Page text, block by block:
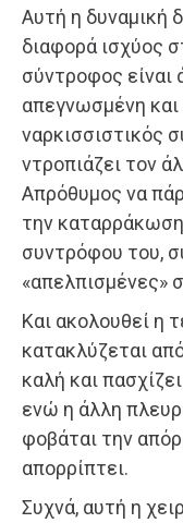
Αυτή η δυναμική
διαφορά ισχύος
σύντροφος είναι
απεγνωσμένη
ναρκισσιστικός
ντροπιάζει τον
Απρόθυμος να
την
συντρόφου του,
«απελπισμένες»
Και ακολουθεί η
κατακλύζεται
καλή και
ενώ η άλλη
φοβάται την
απορρίπτει.
Συχνά, αυτή η